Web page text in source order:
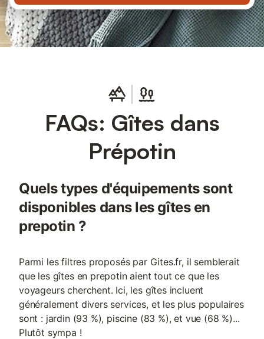
FAQs: Gîtes dans
Prépotin
Quels types d'équipements sont
disponibles dans les gîtes en
prepotin ?
Parmi les filtres proposés par Gites.fr, il semblerait
que les gîtes en prepotin aient tout ce que les
voyageurs cherchent. Ici, les gîtes incluent
généralement divers services, et les plus populaires
sont : jardin (93 %), piscine (83 %), et vue (68 %)...
Plutôt sympa !